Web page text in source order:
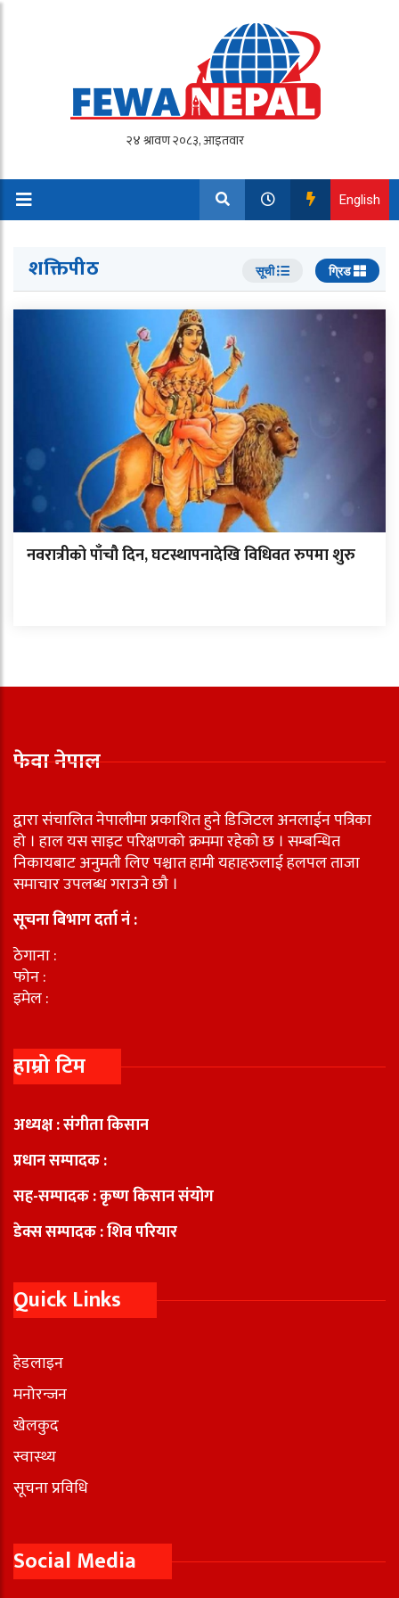
English
शक्तिपीठ सूची ग्रिड
नवरात्रीको पाँचौ दिन, घटस्थापनादेखि विधिवत रुपमा शुरु
फेवा नेपाल
द्वारा संचालित नेपालीमा प्रकाशित हुने डिजिटल अनलाईन पत्रिका
हो । हाल यस साइट परिक्षणको क्रममा रहेको छ । सम्बन्धित
निकायबाट अनुमती लिए पश्चात हामी यहाहरुलाई हलपल ताजा
समाचार उपलब्ध गराउने छौ ।
सूचना बिभाग दर्ता नं :
ठेगाना :
फोन :
इमेल :
हाम्रो टिम
अध्यक्ष : संगीता किसान
प्रधान सम्पादक :
सह-सम्पादक : कृष्ण किसान संयोग
डेक्स सम्पादक : शिव परियार
Quick Links
हेडलाइन
मनोरन्जन
खेलकुद
स्वास्थ्य
सूचना प्रविधि
Social Media